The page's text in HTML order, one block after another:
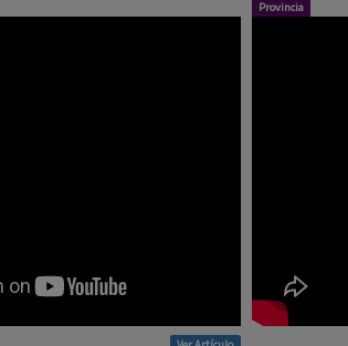
Provincia